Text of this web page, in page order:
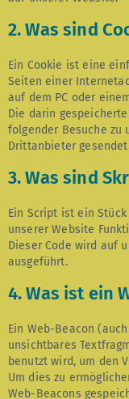
2. Was sind
Ein Cookie ist eine
Seiten einer
auf dem PC oder
Die darin
folgender Besuche zu
Drittanbieter
3. Was sind
Ein Script ist ein
unserer Website
Dieser Code wird auf
ausgeführt.
4. Was ist ein
Ein Web-Beacon
unsichtbares
benutzt wird, um den
Um dies zu
Web-Beacons